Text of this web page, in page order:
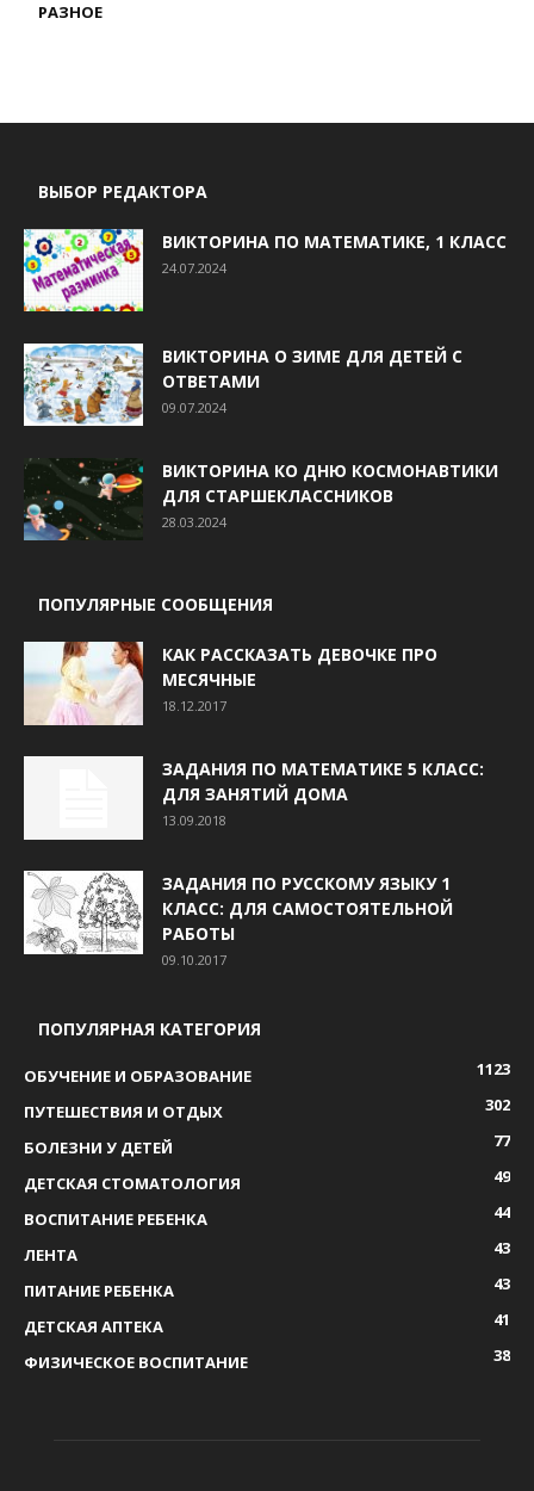
РАЗНОЕ
ВЫБОР РЕДАКТОРА
ВИКТОРИНА ПО МАТЕМАТИКЕ, 1 КЛАСС
24.07.2024
ВИКТОРИНА О ЗИМЕ ДЛЯ ДЕТЕЙ С
ОТВЕТАМИ
09.07.2024
ВИКТОРИНА КО ДНЮ КОСМОНАВТИКИ
ДЛЯ СТАРШЕКЛАССНИКОВ
28.03.2024
ПОПУЛЯРНЫЕ СООБЩЕНИЯ
КАК РАССКАЗАТЬ ДЕВОЧКЕ ПРО
МЕСЯЧНЫЕ
18.12.2017
ЗАДАНИЯ ПО МАТЕМАТИКЕ 5 КЛАСС:
ДЛЯ ЗАНЯТИЙ ДОМА
13.09.2018
ЗАДАНИЯ ПО РУССКОМУ ЯЗЫКУ 1
КЛАСС: ДЛЯ САМОСТОЯТЕЛЬНОЙ
РАБОТЫ
09.10.2017
ПОПУЛЯРНАЯ КАТЕГОРИЯ
ОБУЧЕНИЕ И ОБРАЗОВАНИЕ
1123
ПУТЕШЕСТВИЯ И ОТДЫХ
302
БОЛЕЗНИ У ДЕТЕЙ
77
ДЕТСКАЯ СТОМАТОЛОГИЯ
49
ВОСПИТАНИЕ РЕБЕНКА
44
ЛЕНТА
43
ПИТАНИЕ РЕБЕНКА
43
ДЕТСКАЯ АПТЕКА
41
ФИЗИЧЕСКОЕ ВОСПИТАНИЕ
38